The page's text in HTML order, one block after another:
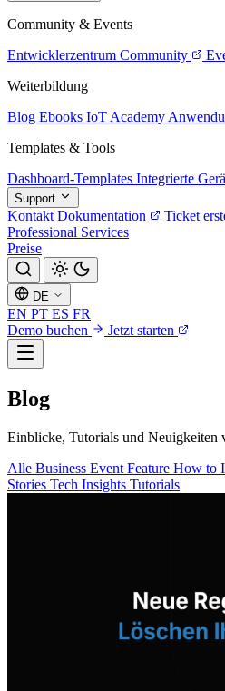
Community & Events
Entwicklerzentrum Community
Weiterbildung
Blog Ebooks IoT Academy
Templates & Tools
Dashboard-Templates Integrierte
Support
Kontakt Dokumentation Ticket
Professional Services
Preise
DE
EN PT ES FR
Demo buchen
Jetzt starten
Blog
Einblicke, Tutorials und Neuigkeiten
Alle Business Event Feature How to
Stories Tech Insights Tutorials